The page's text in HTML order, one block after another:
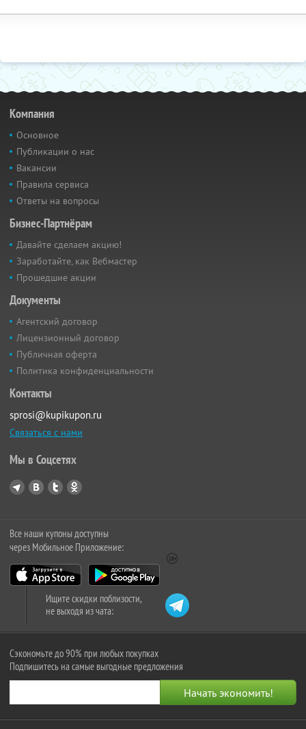
Компания
Основное
Публикации о нас
Вакансии
Правила сервиса
Ответы на вопросы
Бизнес-Партнёрам
Давайте сделаем акцию!
Заработайте, как Вебмастер
Прошедшие акции
Документы
Агентский договор
Лицензионный договор
Публичная оферта
Политика конфиденциальности
Контакты
sprosi@kupikupon.ru
Связаться с нами
Мы в Соцсетях
Все наши купоны доступны
через Мобильное Приложение:
Ищите скидки поблизости,
не выходя из чата:
Сэкономьте до 90% при любых покупках
Подпишитесь на самые выгодные предложения